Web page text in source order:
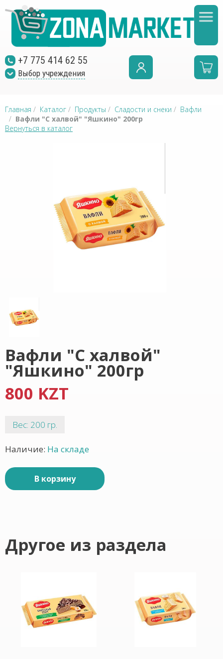
+7 775 414 62 55
Выбор учреждения
Главная / Каталог / Продукты / Сладости и снеки / Вафли
/ Вафли "С халвой" "Яшкино" 200гр
Вернуться в каталог
Вафли "С халвой"
"Яшкино" 200гр
800 KZT
Вес: 200 гр.
Наличие: На складе
В корзину
Другое из раздела